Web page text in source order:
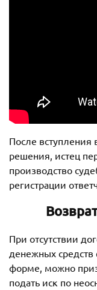
После вступления
решения, истец
производство
регистрации
При отсутствии
денежных средств
форме, можно
подать иск по